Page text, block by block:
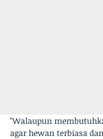
"Walaupun
agar hewan terbiasa